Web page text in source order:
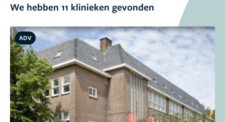
We hebben 11 klinieken gevonden
ADV